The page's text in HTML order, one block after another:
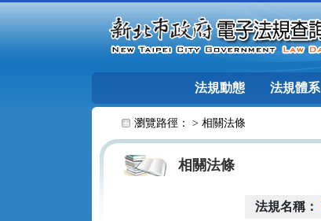
法規動態 法規體系
瀏覽路徑： > 相關法條
相關法條
法規名稱：